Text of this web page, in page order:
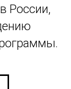
России,